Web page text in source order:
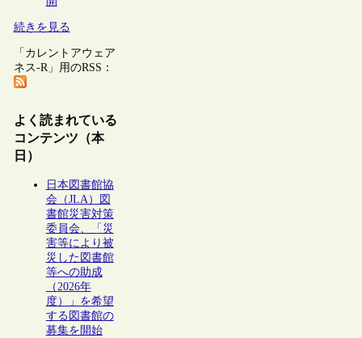
続きを見る
「カレントアウェア
ネス-R」用のRSS：
よく読まれている
コンテンツ（本
日）
日本図書館協
会（JLA）図
書館災害対策
委員会、「災
害等により被
災した図書館
等への助成
（2026年
度）」を希望
する図書館の
募集を開始